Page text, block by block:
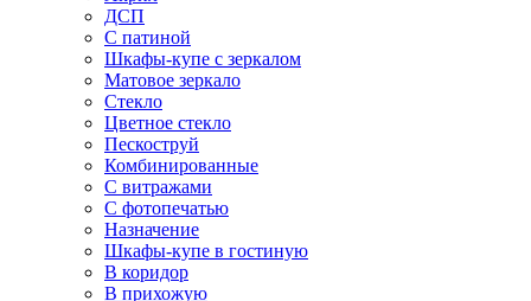
ДСП
С патиной
Шкафы-купе с зеркалом
Матовое зеркало
Стекло
Цветное стекло
Пескоструй
Комбинированные
С витражами
С фотопечатью
Назначение
Шкафы-купе в гостиную
В коридор
В прихожую